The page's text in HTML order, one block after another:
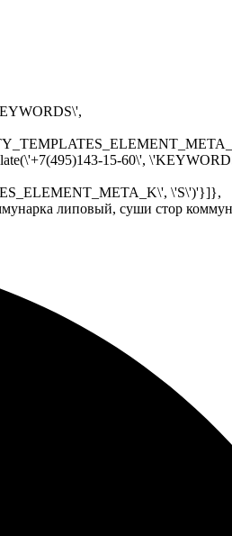
15-60\',
\'S\')'}]},
липовый, суши стор